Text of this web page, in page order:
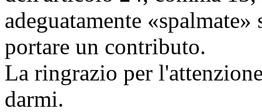
adeguatamente
portare un contributo.
La ringrazio per
darmi.